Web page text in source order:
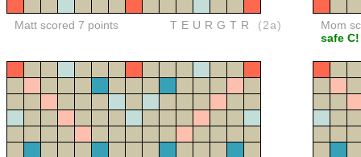
Matt scored 7 points TEURGTR (2a)
Mom
safe C!